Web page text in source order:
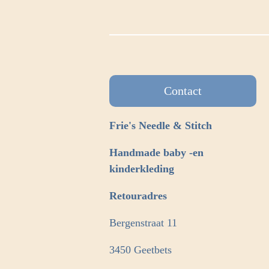
Contact
Frie's Needle & Stitch
Handmade baby -en
kinderkleding
Retouradres
Bergenstraat 11
3450 Geetbets